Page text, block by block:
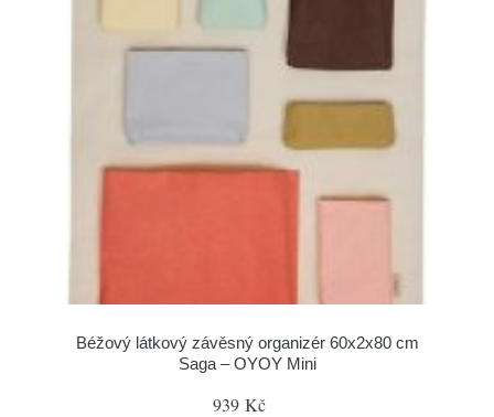
Béžový látkový závěsný organizér 60x2x80 cm
Saga – OYOY Mini
939 Kč